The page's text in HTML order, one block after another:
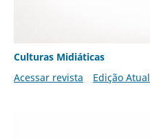
Culturas Midiáticas
Acessar revista
Edição Atual